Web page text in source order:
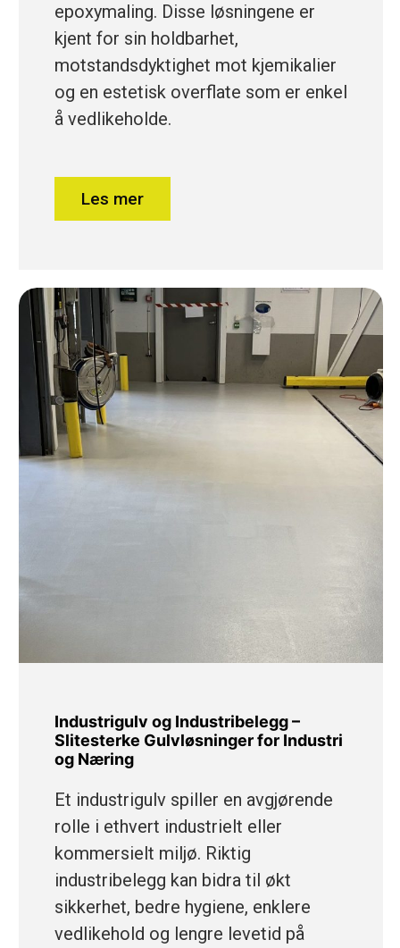
epoxymaling. Disse løsningene er
kjent for sin holdbarhet,
motstandsdyktighet mot kjemikalier
og en estetisk overflate som er enkel
å vedlikeholde.
Les mer
Industrigulv og Industribelegg –
Slitesterke Gulvløsninger for Industri
og Næring
Et industrigulv spiller en avgjørende
rolle i ethvert industrielt eller
kommersielt miljø. Riktig
industribelegg kan bidra til økt
sikkerhet, bedre hygiene, enklere
vedlikehold og lengre levetid på